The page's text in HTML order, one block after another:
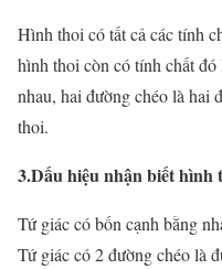
Hình thoi có tất cả các tính
hình thoi còn có tính chất
nhau, hai đường chéo là hai
thoi.
3.Dấu hiệu nhận biết hình
Tứ giác có bốn cạnh bằng
Tứ giác có 2 đường chéo là